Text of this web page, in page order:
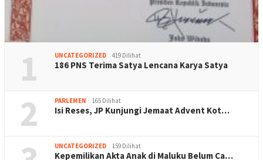
1 UNCATEGORIZED 419 Dilihat
186 PNS Terima Satya Lencana Karya Satya
2 PARLEMEN 165 Dilihat
Isi Reses, JP Kunjungi Jemaat Advent Kot…
UNCATEGORIZED 159 Dilihat
Kepemilikan Akta Anak di Maluku Belum Ca…